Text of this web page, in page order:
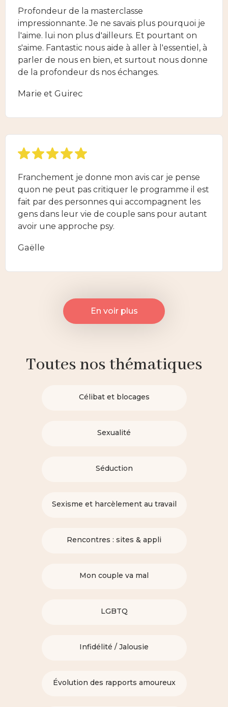
Profondeur de la masterclasse
impressionnante. Je ne savais plus pourquoi je
l'aime. lui non plus d'ailleurs. Et pourtant on
s'aime. Fantastic nous aide à aller à l'essentiel, à
parler de nous en bien, et surtout nous donne
de la profondeur ds nos échanges.
Marie et Guirec
Franchement je donne mon avis car je pense
quon ne peut pas critiquer le programme il est
fait par des personnes qui accompagnent les
gens dans leur vie de couple sans pour autant
avoir une approche psy.
Gaëlle
En voir plus
Toutes nos thématiques
Célibat et blocages
Sexualité
Séduction
Sexisme et harcèlement au travail
Rencontres : sites & appli
Mon couple va mal
LGBTQ
Infidélité / Jalousie
Évolution des rapports amoureux